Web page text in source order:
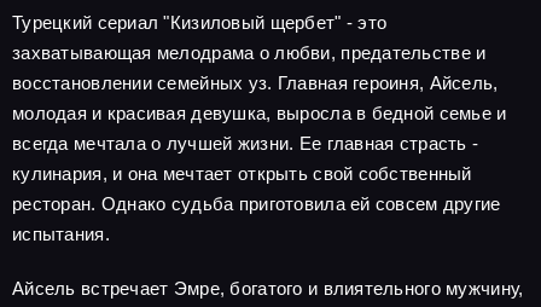
Турецкий сериал "Кизиловый щербет" - это
захватывающая мелодрама о любви, предательстве и
восстановлении семейных уз. Главная героиня, Айсель,
молодая и красивая девушка, выросла в бедной семье и
всегда мечтала о лучшей жизни. Ее главная страсть -
кулинария, и она мечтает открыть свой собственный
ресторан. Однако судьба приготовила ей совсем другие
испытания.
Айсель встречает Эмре, богатого и влиятельного мужчину,